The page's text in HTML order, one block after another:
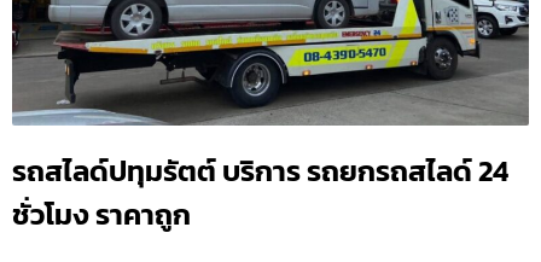
รถสไลด์ปทุมรัตต์ บริการ รถยกรถสไลด์ 24
ชั่วโมง ราคาถูก